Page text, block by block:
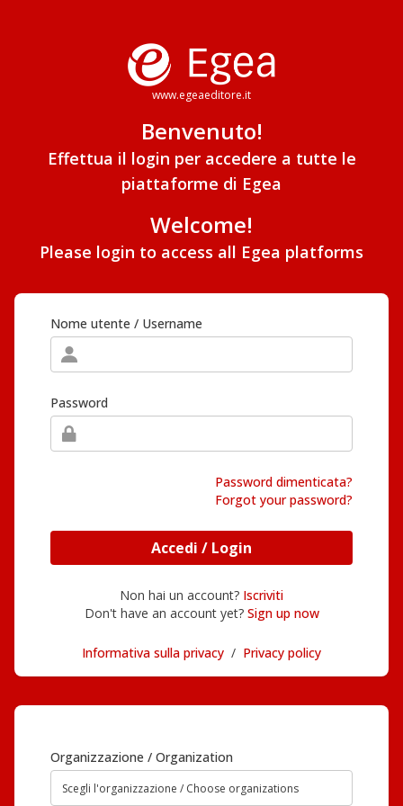
www.egeaeditore.it
Benvenuto!
Effettua il login per accedere a tutte le
piattaforme di Egea
Welcome!
Please login to access all Egea platforms
Nome utente / Username
Password
Password dimenticata?
Forgot your password?
Accedi / Login
Non hai un account? Iscriviti
Don't have an account yet? Sign up now
Informativa sulla privacy / Privacy policy
Organizzazione / Organization